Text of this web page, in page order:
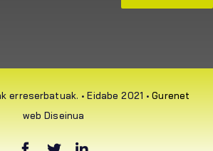
erreserbatuak. • Eidabe 2021 •Gurenet
web Diseinua